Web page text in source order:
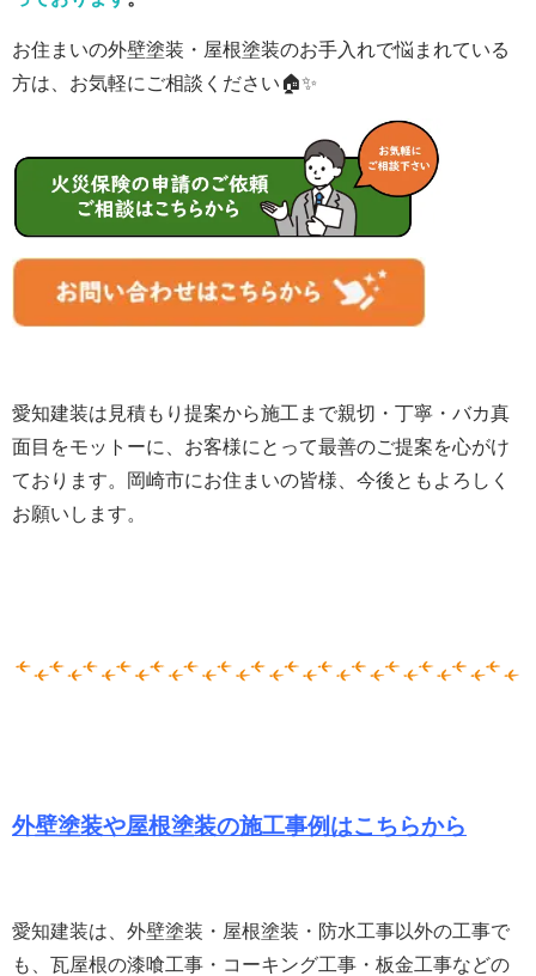
お住まいの外壁塗装・屋根塗装のお手入れで悩まれている
方は、お気軽にご相談ください🏠✨
愛知建装は見積もり提案から施工まで親切・丁寧・バカ真
面目をモットーに、お客様にとって最善のご提案を心がけ
ております。岡崎市にお住まいの皆様、 今後ともよろしく
お願いします。
外壁塗装や屋根塗装の施工事例はこちらから
愛知建装は、外壁塗装・屋根塗装・防水工事以外の工事で
も、瓦屋根の漆喰工事・コーキング工事・板金工事などの